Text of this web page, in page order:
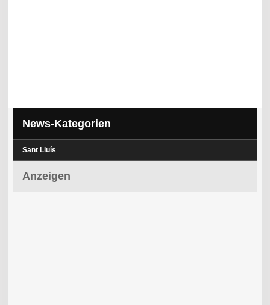
News-Kategorien
Sant Lluís
Anzeigen